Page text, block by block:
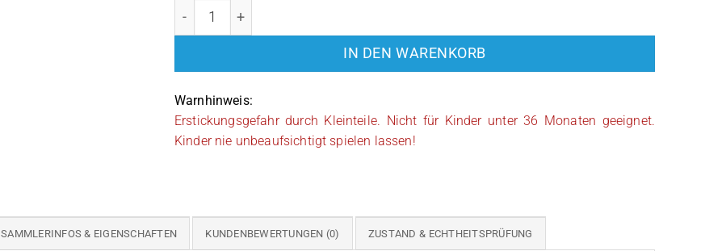
IN DEN WARENKORB
Warnhinweis:
Erstickungsgefahr durch Kleinteile. Nicht für Kinder unter 36 Monaten geeignet.
Kinder nie unbeaufsichtigt spielen lassen!
SAMMLERINFOS & EIGENSCHAFTEN KUNDENBEWERTUNGEN (0) ZUSTAND & ECHTHEITSPRÜFUNG